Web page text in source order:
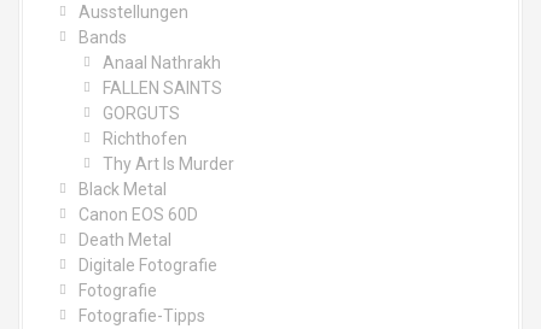
Ausstellungen
Bands
Anaal Nathrakh
FALLEN SAINTS
GORGUTS
Richthofen
Thy Art Is Murder
Black Metal
Canon EOS 60D
Death Metal
Digitale Fotografie
Fotografie
Fotografie-Tipps